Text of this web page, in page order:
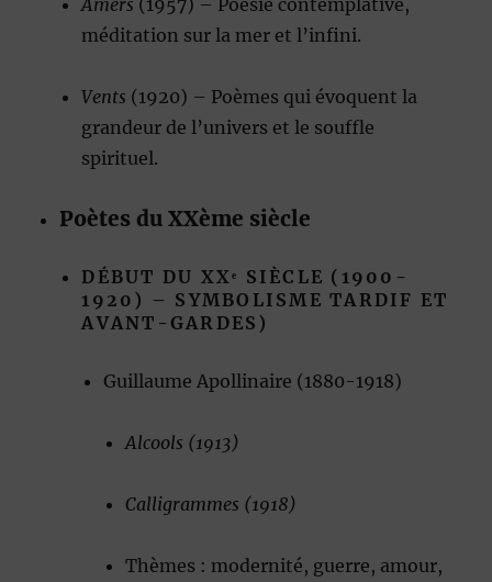
Amers (1957) – Poésie contemplative,
méditation sur la mer et l’infini.
Vents (1920) – Poèmes qui évoquent la
grandeur de l’univers et le souffle
spirituel.
Poètes du XXème siècle
DÉBUT DU XXᵉ SIÈCLE (1900-
1920) – SYMBOLISME TARDIF ET
AVANT-GARDES)
Guillaume Apollinaire (1880-1918)
Alcools (1913)
Calligrammes (1918)
Thèmes : modernité, guerre, amour,